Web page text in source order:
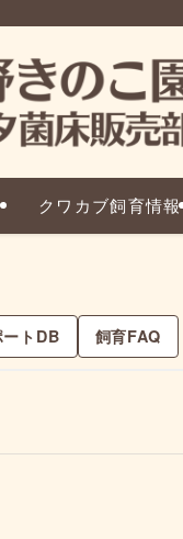
クワカブ飼育情報
トDB 飼育FAQ